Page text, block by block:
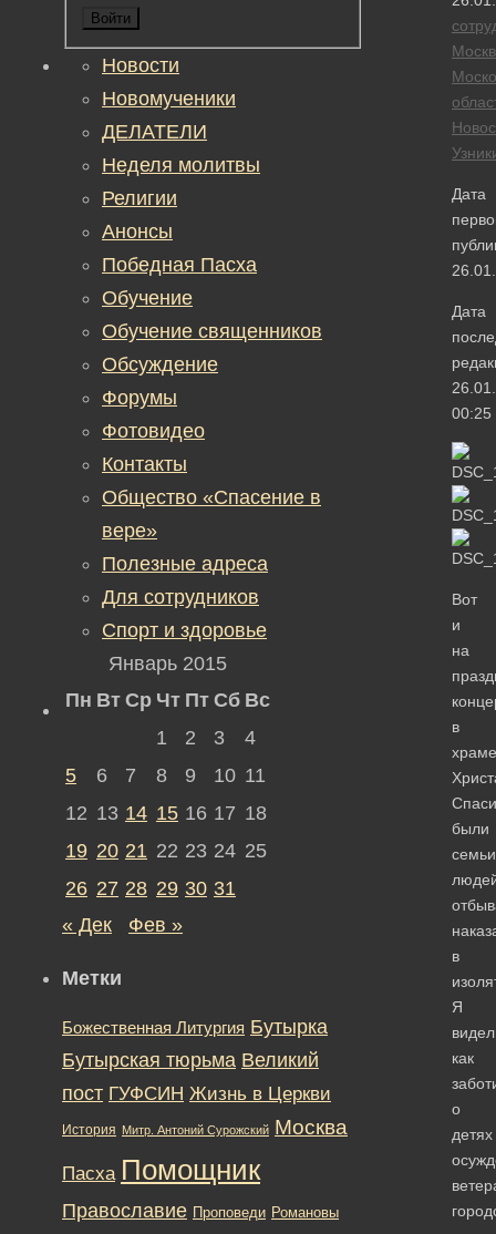
Дата
Дата
00:25
Вот
и
на
в
храме
были
семьи
в
Я
как
о
детях
Войти
Новости
Новомученики
ДЕЛАТЕЛИ
Неделя молитвы
Религии
Анонсы
Победная Пасха
Обучение
Обучение священников
Обсуждение
Форумы
Фотовидео
Контакты
Общество «Спасение в
вере»
Полезные адреса
Для сотрудников
Спорт и здоровье
Январь 2015
Пн Вт Ср Чт Пт Сб Вс
1
2 3
4
5
6 7 8 9 10 11
12 13 14 15 16 17 18
19 20 21 22 23 24 25
26 27 28 29 30 31
« Дек
Фев »
Метки
Божественная Литургия Бутырка
Бутырская тюрьма Великий
пост ГУФСИН Жизнь в Церкви
История Митр. Антоний Сурожский Москва
Пасха Помощник
Православие Проповеди Романовы